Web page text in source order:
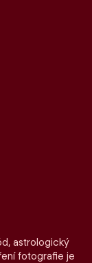
astrologický
fotografie je